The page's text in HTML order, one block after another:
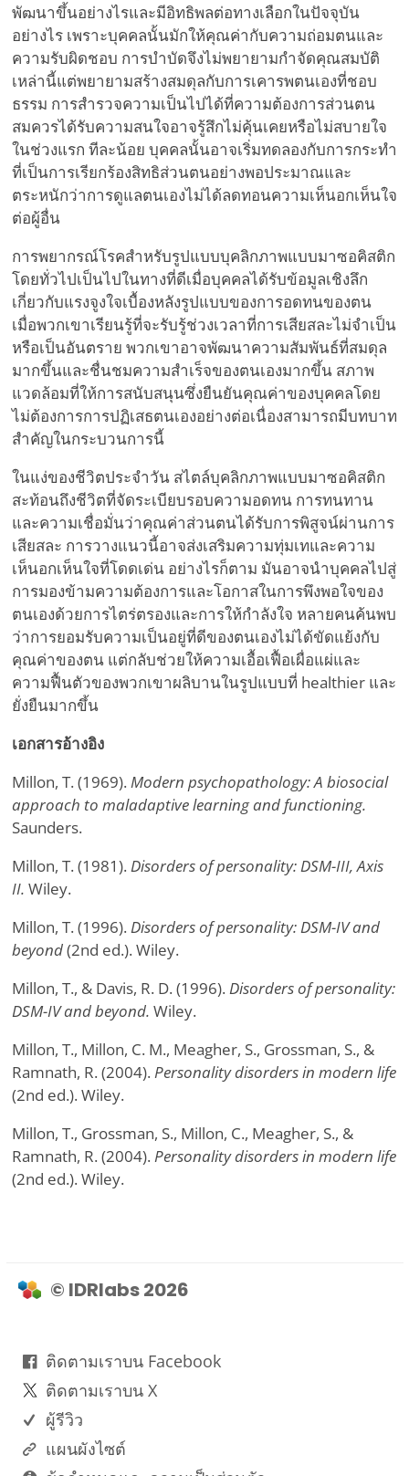
พัฒนาขึ้นอย่างไรและมีอิทธิพลต่อทางเลือกในปัจจุบัน
อย่างไร เพราะบุคคลนั้นมักให้คุณค่ากับความถ่อมตนและ
ความรับผิดชอบ การบำบัดจึงไม่พยายามกำจัดคุณสมบัติ
เหล่านี้แต่พยายามสร้างสมดุลกับการเคารพตนเองที่ชอบ
ธรรม การสำรวจความเป็นไปได้ที่ความต้องการส่วนตน
สมควรได้รับความสนใจอาจรู้สึกไม่คุ้นเคยหรือไม่สบายใจ
ในช่วงแรก ทีละน้อย บุคคลนั้นอาจเริ่มทดลองกับการกระทำ
ที่เป็นการเรียกร้องสิทธิส่วนตนอย่างพอประมาณและ
ตระหนักว่าการดูแลตนเองไม่ได้ลดทอนความเห็นอกเห็นใจ
ต่อผู้อื่น
การพยากรณ์โรคสำหรับรูปแบบบุคลิกภาพแบบมาซอคิสติก
โดยทั่วไปเป็นไปในทางที่ดีเมื่อบุคคลได้รับข้อมูลเชิงลึก
เกี่ยวกับแรงจูงใจเบื้องหลังรูปแบบของการอดทนของตน
เมื่อพวกเขาเรียนรู้ที่จะรับรู้ช่วงเวลาที่การเสียสละไม่จำเป็น
หรือเป็นอันตราย พวกเขาอาจพัฒนาความสัมพันธ์ที่สมดุล
มากขึ้นและชื่นชมความสำเร็จของตนเองมากขึ้น สภาพ
แวดล้อมที่ให้การสนับสนุนซึ่งยืนยันคุณค่าของบุคคลโดย
ไม่ต้องการการปฏิเสธตนเองอย่างต่อเนื่องสามารถมีบทบาท
สำคัญในกระบวนการนี้
ในแง่ของชีวิตประจำวัน สไตล์บุคลิกภาพแบบมาซอคิสติก
สะท้อนถึงชีวิตที่จัดระเบียบรอบความอดทน การทนทาน
และความเชื่อมั่นว่าคุณค่าส่วนตนได้รับการพิสูจน์ผ่านการ
เสียสละ การวางแนวนี้อาจส่งเสริมความทุ่มเทและความ
เห็นอกเห็นใจที่โดดเด่น อย่างไรก็ตาม มันอาจนำบุคคลไปสู่
การมองข้ามความต้องการและโอกาสในการพึงพอใจของ
ตนเองด้วยการไตร่ตรองและการให้กำลังใจ หลายคนค้นพบ
ว่าการยอมรับความเป็นอยู่ที่ดีของตนเองไม่ได้ขัดแย้งกับ
คุณค่าของตน แต่กลับช่วยให้ความเอื้อเฟื้อเผื่อแผ่และ
ความฟื้นตัวของพวกเขาผลิบานในรูปแบบที่ healthier และ
ยั่งยืนมากขึ้น
เอกสารอ้างอิง
Millon, T. (1969). Modern psychopathology: A biosocial
approach to maladaptive learning and functioning.
Saunders.
Millon, T. (1981). Disorders of personality: DSM-III, Axis
II. Wiley.
Millon, T. (1996). Disorders of personality: DSM-IV and
beyond(2nd ed.). Wiley.
Millon, T., & Davis, R. D. (1996). Disorders of personality:
DSM-IV and beyond. Wiley.
Millon, T., Millon, C. M., Meagher, S., Grossman, S., &
Ramnath, R. (2004). Personality disorders in modern life
(2nd ed.). Wiley.
Millon, T., Grossman, S., Millon, C., Meagher, S., &
Ramnath, R. (2004). Personality disorders in modern life
(2nd ed.). Wiley.
© IDRlabs 2026
ติดตามเราบน Facebook
ติดตามเราบน X
ผู้รีวิว
แผนผังไซต์